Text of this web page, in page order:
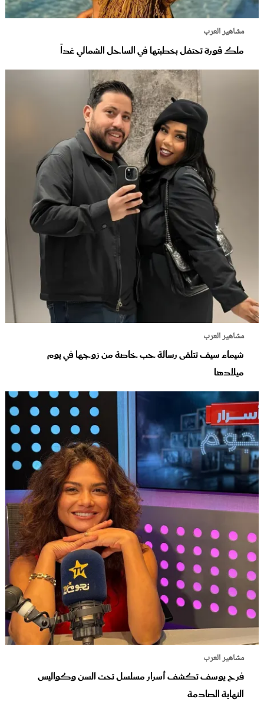
مشاهير العرب
ملك قورة تحتفل بخطبتها في الساحل الشمالي غداً
مشاهير العرب
شيماء سيف تتلقى رسالة حب خاصة من زوجها في يوم
ميلادها
مشاهير العرب
فرح يوسف تكشف أسرار مسلسل تحت السن وكواليس
النهاية الصادمة